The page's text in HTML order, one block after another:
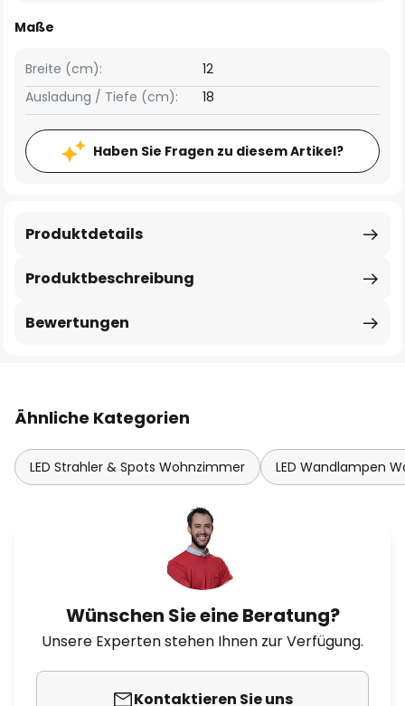
Maße
Breite (cm):
12
Ausladung / Tiefe (cm):
18
Haben Sie Fragen zu diesem Artikel?
Produktbeschreibung
Produktdetails
Bewertungen
Ähnliche Kategorien
LED Strahler & Spots Wohnzimmer LED Wandlampen
Wünschen Sie eine Beratung?
Unsere Experten stehen Ihnen zur Verfügung.
Kontaktieren Sie uns